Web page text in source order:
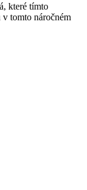
které tímto
v tomto náročném